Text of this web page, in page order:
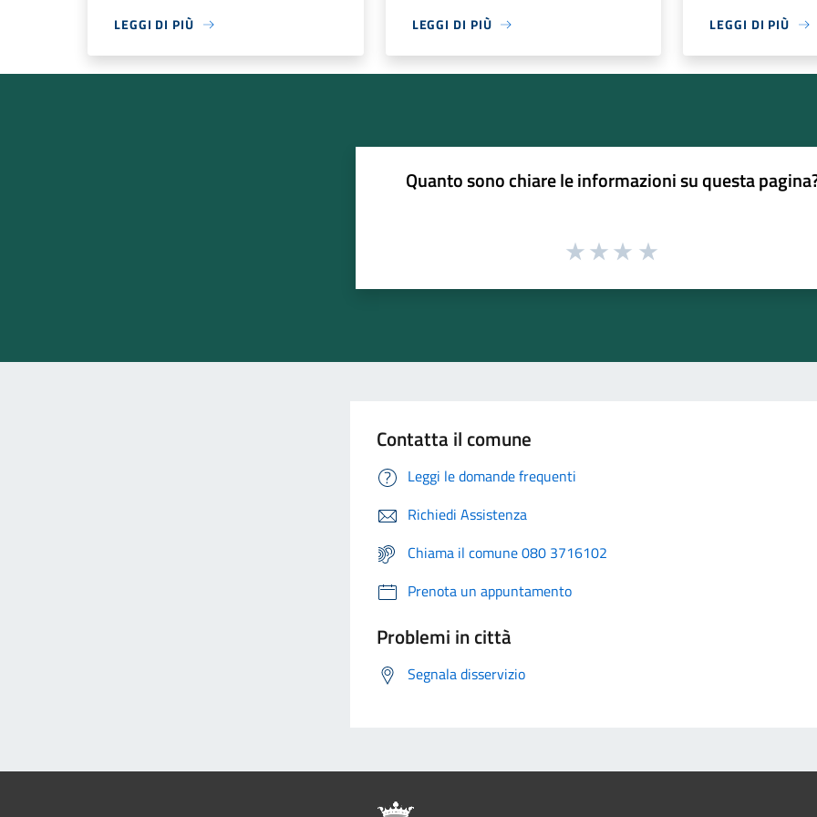
LEGGI DI PIÙ LEGGI DI PIÙ LEGGI DI PIÙ
Quanto sono chiare le informazioni su questa
Contatta il comune
Leggi le domande frequenti
Richiedi Assistenza
Chiama il comune 080 3716102
Prenota un appuntamento
Problemi in città
Segnala disservizio